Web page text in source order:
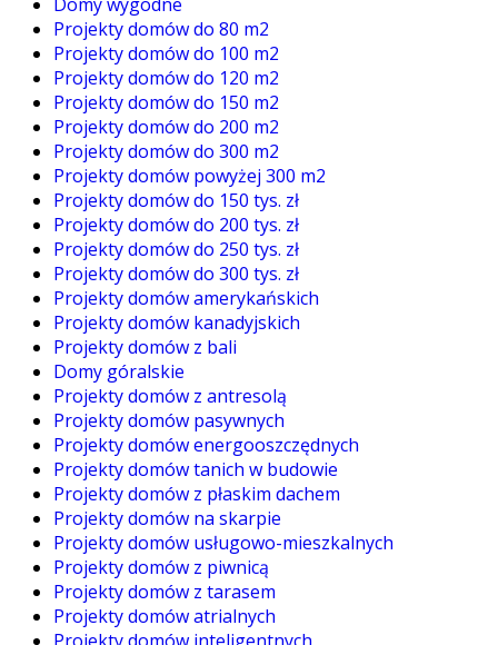
Projekty domów do 80 m2
Projekty domów do 100 m2
Projekty domów do 120 m2
Projekty domów do 150 m2
Projekty domów do 200 m2
Projekty domów do 300 m2
Projekty domów powyżej 300 m2
Projekty domów do 150 tys. zł
Projekty domów do 200 tys. zł
Projekty domów do 250 tys. zł
Projekty domów do 300 tys. zł
Projekty domów amerykańskich
Projekty domów kanadyjskich
Projekty domów z bali
Domy góralskie
Projekty domów z antresolą
Projekty domów pasywnych
Projekty domów energooszczędnych
Projekty domów tanich w budowie
Projekty domów z płaskim dachem
Projekty domów na skarpie
Projekty domów usługowo-mieszkalnych
Projekty domów z piwnicą
Projekty domów z tarasem
Projekty domów atrialnych